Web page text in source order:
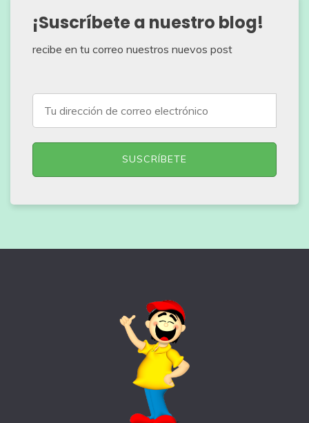
¡Suscríbete a nuestro blog!
recibe en tu correo nuestros nuevos post